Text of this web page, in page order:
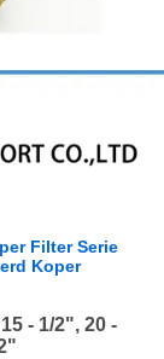
Filter Serie
Koper
- 1/2", 20 -